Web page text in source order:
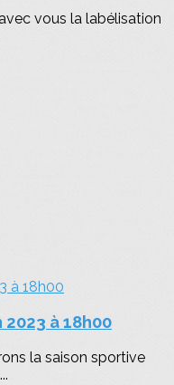
vous la labélisation
à 18h00
la saison sportive